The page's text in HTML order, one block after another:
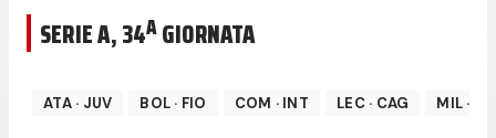
SERIE A,34AGIORNATA
ATA· JUV BOL · FIO COM · INT LEC· CAG MIL ·